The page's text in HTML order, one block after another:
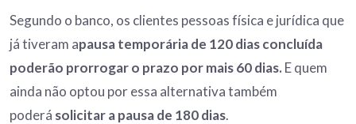
Segundo o banco, os clientes pessoas física e jurídica que
já tiveram apausa temporária de 120 dias concluída
poderão prorrogar o prazo por mais 60 dias. E quem
ainda não optou por essa alternativa também
poderá solicitar a pausa de 180 dias.